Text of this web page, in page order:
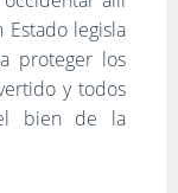
legisla
proteger los
y todos
bien de la